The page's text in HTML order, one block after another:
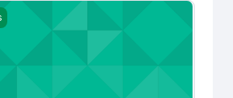
(MÄJ045) - M. Rebane